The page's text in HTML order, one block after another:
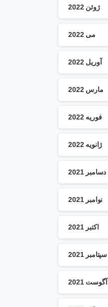
ژوئن 2022
می 2022
آوریل 2022
مارس 2022
فوریه 2022
ژانویه 2022
دسامبر 2021
نوامبر 2021
اکتبر 2021
سپتامبر 2021
آگوست 2021